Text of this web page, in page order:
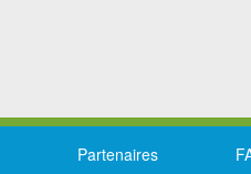
Partenaires